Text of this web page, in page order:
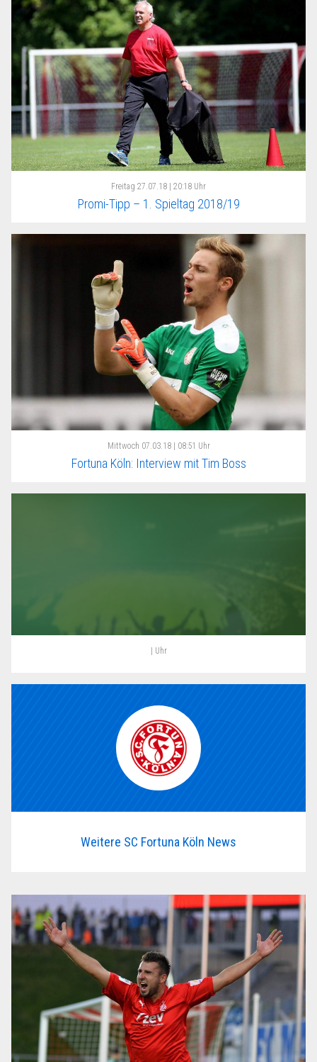
Freitag 27.07.18 | 20:18 Uhr
Promi-Tipp – 1. Spieltag 2018/19
Mittwoch 07.03.18 | 08:51 Uhr
Fortuna Köln: Interview mit Tim Boss
| Uhr
Weitere SC Fortuna Köln News